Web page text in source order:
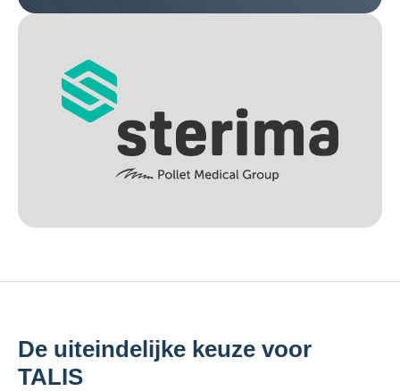
De uiteindelijke keuze voor
TALIS